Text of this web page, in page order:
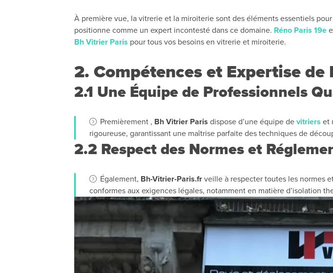
À première vue, la vitrerie et la miroiterie sont des éléments essentiels
positionne comme un expert incontesté dans ce domaine. Réno Paris 19e
Bh Vitrier Paris pour tous vos besoins en vitrerie et miroiterie.
2. Compétences et Expertise
2.1 Une Équipe de Professionnels
Premièrement , Bh Vitrier Paris dispose d’une équipe de vitriers et
rigoureuse, garantissant une maîtrise parfaite des techniques de
2.2 Respect des Normes et
Également, Bh-Vitrier-Paris.fr veille à respecter toutes les normes
conformes aux exigences légales, notamment en matière d’isolation